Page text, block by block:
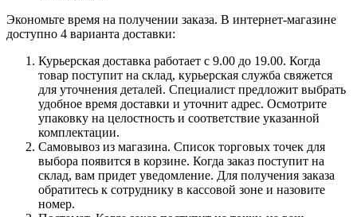
Экономьте время на получении заказа. В интернет-магазине
доступно 4 варианта доставки:
Курьерская доставка работает с 9.00 до 19.00. Когда
товар поступит на склад, курьерская служба свяжется
для уточнения деталей. Специалист предложит выбрать
удобное время доставки и уточнит адрес. Осмотрите
упаковку на целостность и соответствие указанной
комплектации.
Самовывоз из магазина. Список торговых точек для
выбора появится в корзине. Когда заказ поступит на
склад, вам придет уведомление. Для получения заказа
обратитесь к сотруднику в кассовой зоне и назовите
номер.